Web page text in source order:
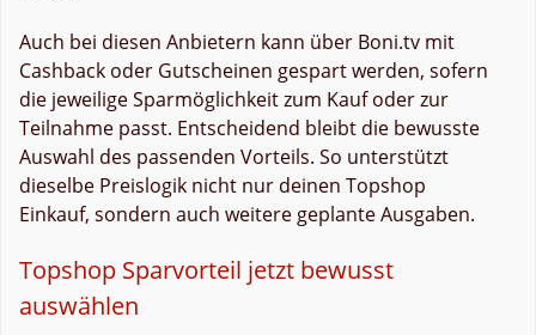
Auch bei diesen Anbietern kann über Boni.tv mit
Cashback oder Gutscheinen gespart werden, sofern
die jeweilige Sparmöglichkeit zum Kauf oder zur
Teilnahme passt. Entscheidend bleibt die bewusste
Auswahl des passenden Vorteils. So unterstützt
dieselbe Preislogik nicht nur deinen Topshop
Einkauf, sondern auch weitere geplante Ausgaben.
Topshop Sparvorteil jetzt bewusst
auswählen